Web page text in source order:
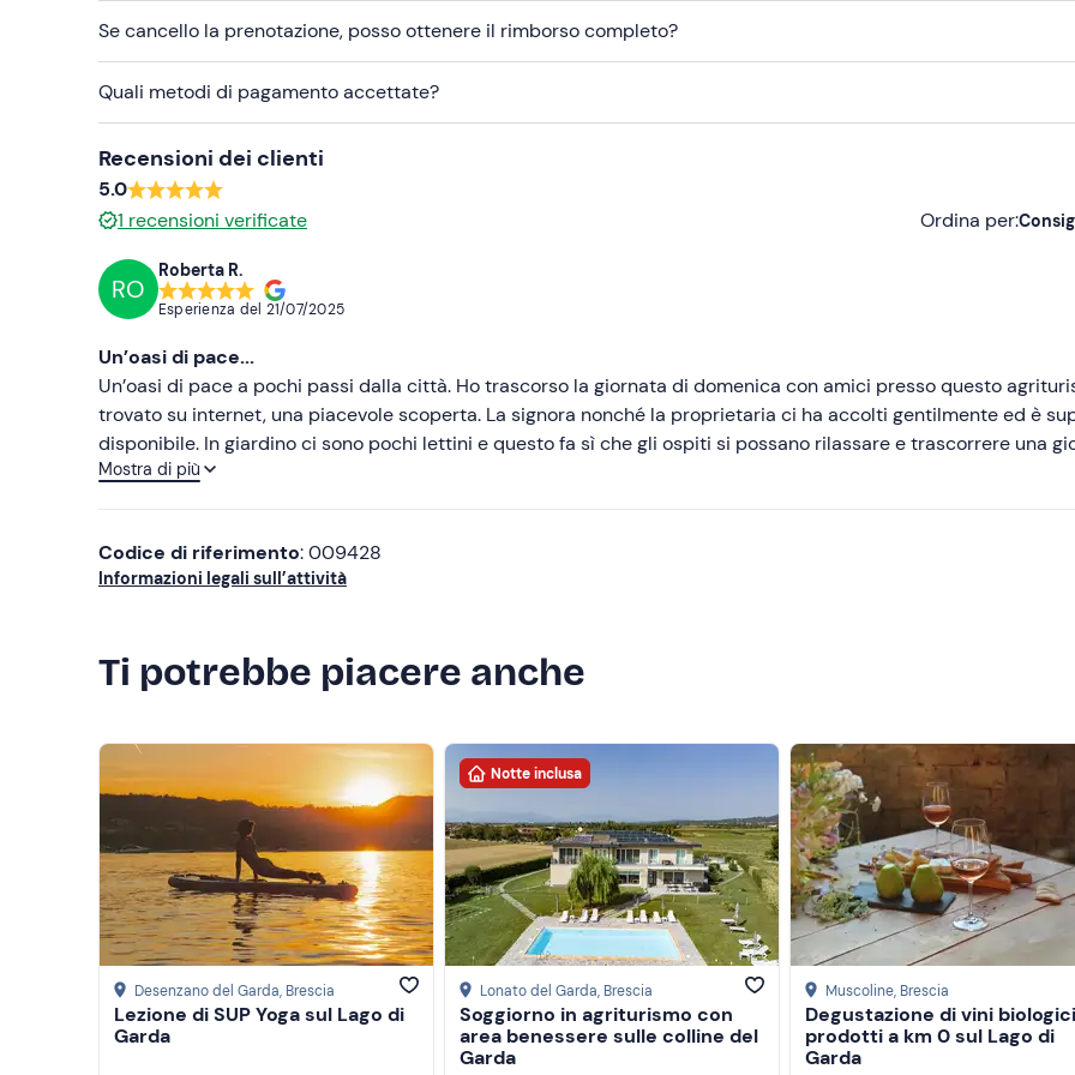
Se cancello la prenotazione, posso ottenere il rimborso completo?
Quali metodi di pagamento accettate?
Recensioni dei clienti
5.0
1 recensioni verificate Ordina per:
Meno recenti
RO
Roberta R.
Esperienza del 21/07/2025
Un’oasi di pace...
Un’oasi di pace a pochi passi dalla città. Ho trascorso la giornata di domenica con amici presso questo
trovato su internet, una piacevole scoperta. La signora nonché la proprietaria ci ha accolti gentilmente ed è
disponibile. In giardino ci sono pochi lettini e questo fa sì che gli ospiti si possano rilassare e trascorrere una
lontano dalla città e dal casino delle solite piscine. Il pranzo è ottimo con prodotti che arrivano dal loro orto.
Mostra di più
Codice di riferimento: 009428
Informazioni legali sull’attività
Ti potrebbe piacere anche
Desenzano del Garda, Brescia
Lezione di SUP Yoga sul Lago di
Garda
Notte inclusa
Lonato del Garda, Brescia
Soggiorno in agriturismo con
area benessere sulle colline del
Garda
Muscoline, Brescia
Degustazione di vini
prodotti a km 0 sul Lago di
Garda